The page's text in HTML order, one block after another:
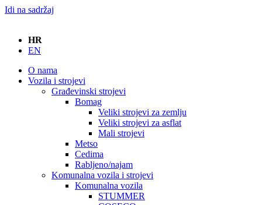
Idi na sadržaj
HR
EN
O nama
Vozila i strojevi
Građevinski strojevi
Bomag
Veliki strojevi za zemlju
Veliki strojevi za asflat
Mali strojevi
Metso
Cedima
Rabljeno/najam
Komunalna vozila i strojevi
Komunalna vozila
STUMMER